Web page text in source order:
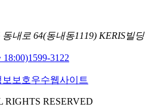
내로 64(동내동1119) KERIS빌딩
18:00)1599-3122
RIGHTS RESERVED